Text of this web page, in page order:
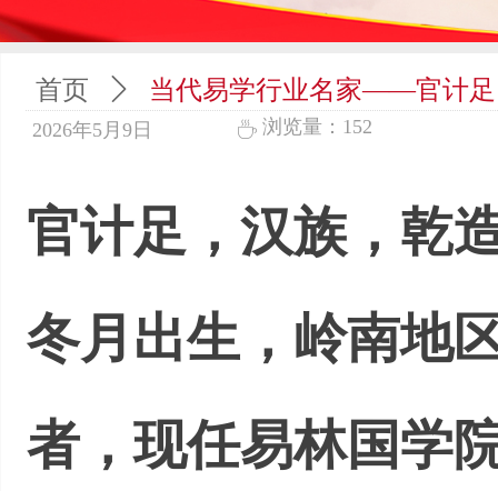
首页 ꄲ 当代易学行业名家——官计
官计足，汉族，乾
冬月出生，岭南地
者，现任易林国学
2026年5月9日 ꄘ 浏览量： 152